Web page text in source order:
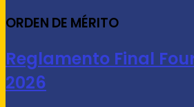
ORDEN DE MÉRITO
Reglamento Final
2026